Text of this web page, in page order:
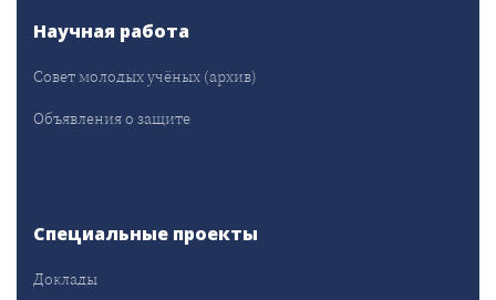
Научная работа
Совет молодых учёных (архив)
Объявления о защите
Специальные проекты
Доклады